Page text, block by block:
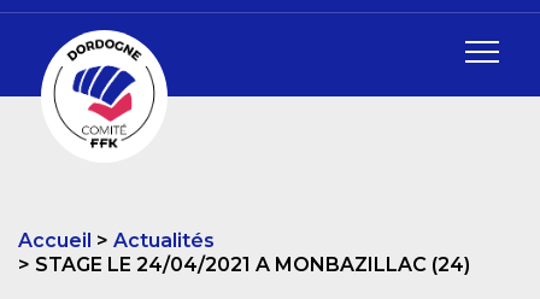
Accueil
Actualités
STAGE LE 24/04/2021 A MONBAZILLAC (24)